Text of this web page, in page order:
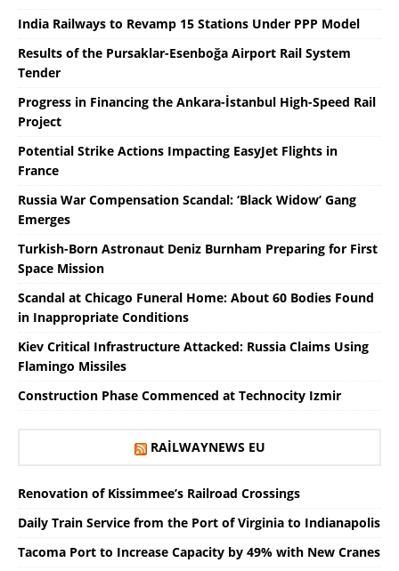
India Railways to Revamp 15 Stations Under PPP Model
Results of the Pursaklar-Esenboğa Airport Rail System
Tender
Progress in Financing the Ankara-İstanbul High-Speed ​​Rail
Project
Potential Strike Actions Impacting EasyJet Flights in
France
Russia War Compensation Scandal: ‘Black Widow’ Gang
Emerges
Turkish-Born Astronaut Deniz Burnham Preparing for First
Space Mission
Scandal at Chicago Funeral Home: About 60 Bodies Found
in Inappropriate Conditions
Kiev Critical Infrastructure Attacked: Russia Claims Using
Flamingo Missiles
Construction Phase Commenced at Technocity Izmir
RAILWAYNEWS EU
Renovation of Kissimmee’s Railroad Crossings
Daily Train Service from the Port of Virginia to Indianapolis
Tacoma Port to Increase Capacity by 49% with New Cranes